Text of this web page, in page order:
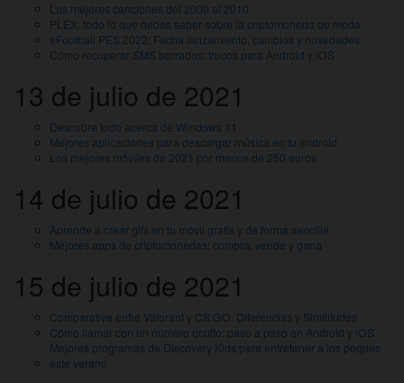
Las mejores canciones del 2000 al 2010
PLEX: todo lo que debes saber sobre la criptomoneda de moda
eFootball PES 2022: Fecha lanzamiento, cambios y novedades
Cómo recuperar SMS borrados: trucos para Android y iOS
13 de julio de 2021
Descubre todo acerca de Windows 11
Mejores aplicaciones para descargar música en tu android
Los mejores móviles de 2021 por menos de 250 euros
14 de julio de 2021
Aprende a crear gifs en tu móvil gratis y de forma sencilla
Mejores apps de criptomonedas: compra, vende y gana
15 de julio de 2021
Comparativa entre Valorant y CS:GO. Diferencias y Similitudes
Cómo llamar con un número oculto: paso a paso en Android y iOS
Mejores programas de Discovery Kids para entretener a los peques
este verano